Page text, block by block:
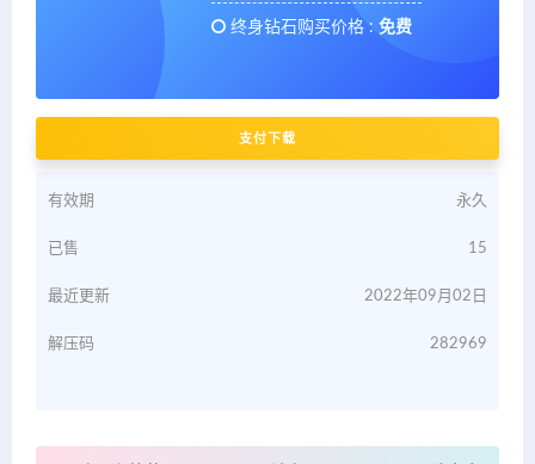
终身钻石购买价格 : 免费
支付下载
有效期 永久
已售 15
最近更新 2022年09月02日
解压码 282969